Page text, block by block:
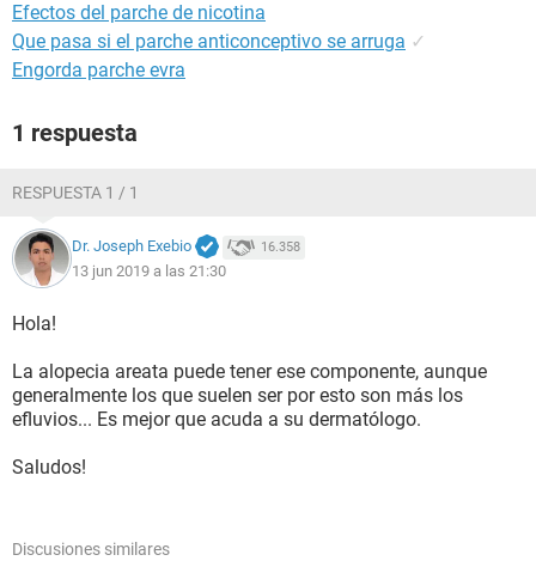
Efectos del parche de nicotina
Que pasa si el parche anticonceptivo se arruga ✓
Engorda parche evra
1 respuesta
RESPUESTA 1 / 1
Dr. Joseph Exebio 16.358
13 jun 2019 a las 21:30
Hola!
La alopecia areata puede tener ese componente, aunque
generalmente los que suelen ser por esto son más los
efluvios... Es mejor que acuda a su dermatólogo.
Saludos!
Discusiones similares